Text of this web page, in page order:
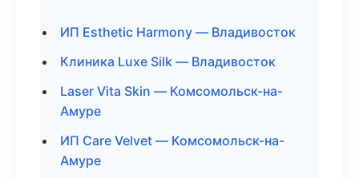
ИП Esthetic Harmony — Владивосток
Клиника Luxe Silk — Владивосток
Laser Vita Skin — Комсомольск-на-
Амуре
ИП Care Velvet — Комсомольск-на-
Амуре